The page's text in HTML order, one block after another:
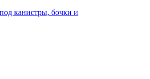
канистры, бочки и